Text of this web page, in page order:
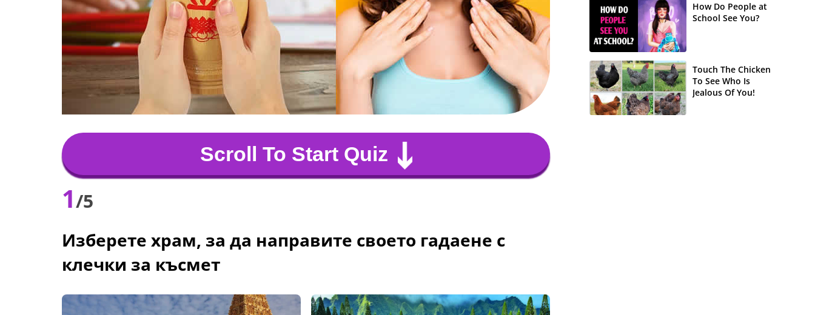
Scroll To Start Quiz
1/5
Изберете храм, за да направите своето гадаене с
клечки за късмет
How Do People at
School See You?
Touch The Chicken
To See Who Is
Jealous Of You!